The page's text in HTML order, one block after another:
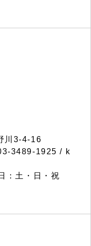
川3-4-16
3489-1925 / k
：土・日・祝